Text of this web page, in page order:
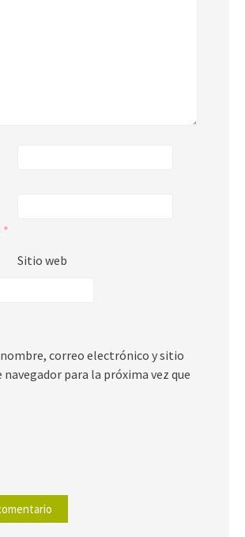
*
Sitio web
correo electrónico y sitio
navegador para la próxima vez que